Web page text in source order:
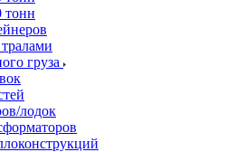
тонн
груза
лодок